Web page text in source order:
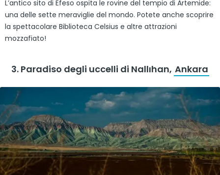
L’antico sito di Efeso ospita le rovine del tempio di Artemide:
una delle sette meraviglie del mondo. Potete anche scoprire
la spettacolare Biblioteca Celsius e altre attrazioni
mozzafiato!
3. Paradiso degli uccelli di Nallıhan, Ankara